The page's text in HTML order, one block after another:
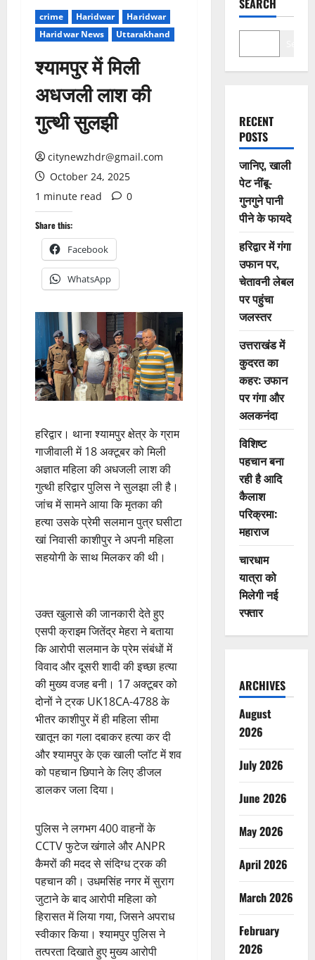
crime Haridwar
Haridwar
Haridwar News
Uttarakhand
श्यामपुर में मिली
अधजली लाश की
गुत्थी सुलझी
citynewzhdr@gmail.com
October 24, 2025
1 minute read
0
Share this:
Facebook
WhatsApp
हरिद्वार। थाना श्यामपुर क्षेत्र के ग्राम
गाजीवाली में 18 अक्टूबर को मिली
अज्ञात महिला की अधजली लाश की
गुत्थी हरिद्वार पुलिस ने सुलझा ली है।
जांच में सामने आया कि मृतका की
हत्या उसके प्रेमी सलमान पुत्र घसीटा
खां निवासी काशीपुर ने अपनी महिला
सहयोगी के साथ मिलकर की थी।
उक्त खुलासे की जानकारी देते हुए
एसपी क्राइम जितेंद्र मेहरा ने बताया
कि आरोपी सलमान के प्रेम संबंधों में
विवाद और दूसरी शादी की इच्छा हत्या
की मुख्य वजह बनी। 17 अक्टूबर को
दोनों ने ट्रक UK18CA-4788 के
भीतर काशीपुर में ही महिला सीमा
खातून का गला दबाकर हत्या कर दी
और श्यामपुर के एक खाली प्लॉट में शव
को पहचान छिपाने के लिए डीजल
डालकर जला दिया।
पुलिस ने लगभग 400 वाहनों के
CCTV फुटेज खंगाले और ANPR
कैमरों की मदद से संदिग्ध ट्रक की
पहचान की। उधमसिंह नगर में सुराग
जुटाने के बाद आरोपी महिला को
हिरासत में लिया गया, जिसने अपराध
स्वीकार किया। श्यामपुर पुलिस ने
तत्परता दिखाते हुए मुख्य आरोपी
SEARCH
RECENT
POSTS
जानिए, खाली
पेट नींबू-
गुनगुने पानी
पीने के फायदे
हरिद्वार में गंगा
उफान पर,
चेतावनी लेबल
पर पहुंचा
जलस्तर
उत्तराखंड में
कुदरत का
कहर: उफान
पर गंगा और
अलकनंदा
विशिष्ट
पहचान बना
रही है आदि
कैलाश
परिक्रमा:
महाराज
चारधाम
यात्रा को
मिलेगी नई
रफ्तार
ARCHIVES
August
2026
July 2026
June 2026
May 2026
April 2026
March 2026
February
2026